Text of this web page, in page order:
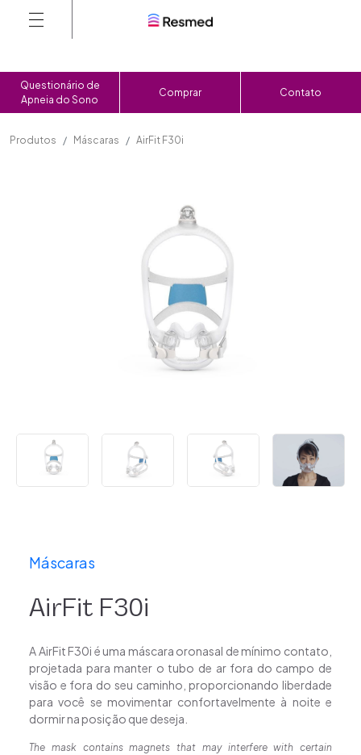
Questionário de
Apneia do Sono
Comprar Contato
Produtos Máscaras AirFit F30i
Máscaras
AirFit F30i
A AirFit F30i é uma máscara oronasal de mínimo contato,
projetada para manter o tubo de ar fora do campo de
visão e fora do seu caminho, proporcionando liberdade
para você se movimentar confortavelmente à noite e
dormir na posição que deseja.
The mask contains magnets that may interfere with certain